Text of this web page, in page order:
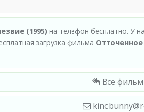
(1995) на телефон бесплатно. У
загрузка фильма Отточенное
Все